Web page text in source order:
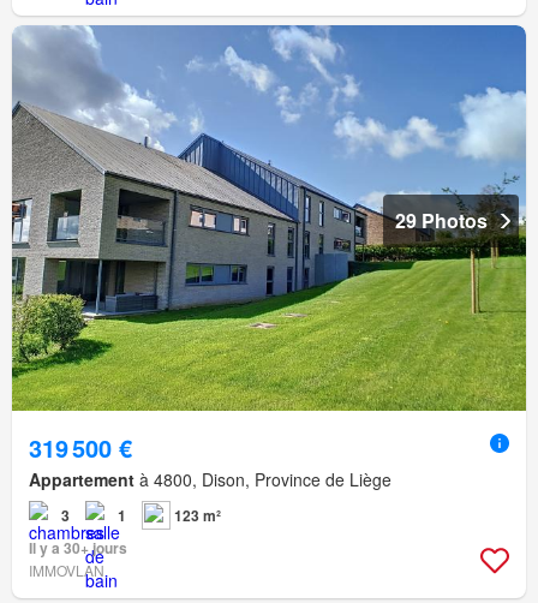
29 Photos
319 500 €
Appartement à 4800, Dison, Province de Liège
3 1
123 m²
Il y a 30+ jours
IMMOVLAN